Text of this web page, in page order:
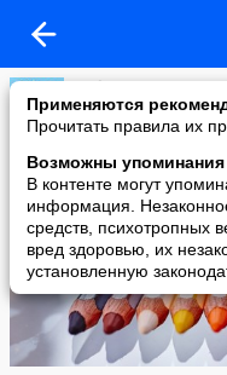
Применяются
Прочитать правила их
Возможны упоминания
В контенте могут
информация.
средств, психотропных
вред здоровью, их
установленную
1-4.by
added a photo
18 Aug в 09:06